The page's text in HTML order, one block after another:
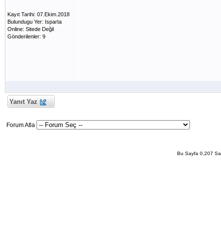
Kayıt Tarihi: 07.Ekim.2018
Bulundugu Yer: Isparta
Online: Sitede Değil
Gönderilenler: 9
Yanıt Yaz
Forum Atla
Bu Sayfa 0,207